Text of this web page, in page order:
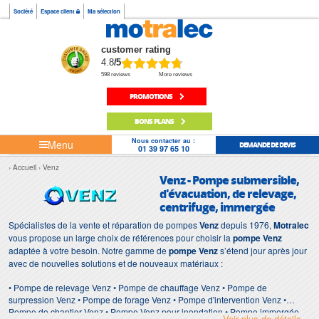
Société Espace client Ma sélection
customer rating
4.8/5
598 reviews More reviews
PROMOTIONS
BONS PLANS
Menu Nous contacter au :
01 39 97 65 10 DEMANDE DE DEVIS
Accueil Venz
Venz - Pompe submersible,
d'évacuation, de relevage,
centrifuge, immergée
Spécialistes de la vente et réparation de pompesVenzdepuis 1976, Motralec
vous propose un large choix de références pour choisir la pompe Venz
adaptée à votre besoin. Notre gamme depompe Venzs’étend jour après jour
avec de nouvelles solutions et de nouveaux matériaux :
• Pompe de relevage Venz • Pompe de chauffage Venz • Pompe de
surpression Venz • Pompe de forage Venz • Pompe d'intervention Venz •
Pompe de chantier Venz • Pompe Venz pour inondation • Pompe immergée